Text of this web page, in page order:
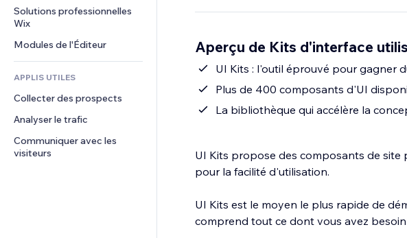
Financement participatif
Alimentation et boissons
Actualités
Services de contenu
Effets de texte
Bannières et badges
Calculateurs
Rechercher
Téléphone
Communauté
Avis et commentaires
Solutions professionnelles
Wix
Modules de l'Éditeur
APPLIS UTILES
Collecter des prospects
Analyser le trafic
Communiquer avec les
visiteurs
Aperçu de Kits d'interface
UI Kits : l'outil éprouvé pour gagner
Plus de 400 composants d'UI
La bibliothèque qui accélère la
UI Kits propose des composants de site
pour la facilité d'utilisation.
UI Kits est le moyen le plus rapide de
comprend tout ce dont vous avez